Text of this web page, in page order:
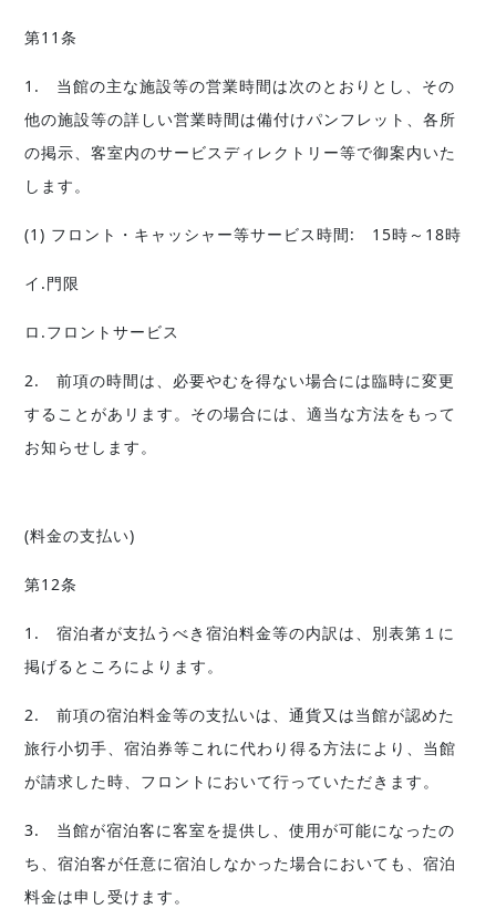
第11条
1. 当館の主な施設等の営業時間は次のとおりとし、その
他の施設等の詳しい営業時間は備付けパンフレット、各所
の掲示、客室内のサービスディレクトリー等で御案内いた
します。
(1) フロント・キャッシャー等サービス時間: 15時～18時
イ.門限
ロ.フロントサービス
2. 前項の時間は、必要やむを得ない場合には臨時に変更
することがあリます。その場合には、適当な方法をもって
お知らせします。
(料金の支払い)
第12条
1. 宿泊者が支払うべき宿泊料金等の内訳は、別表第１に
掲げるところによります。
2. 前項の宿泊料金等の支払いは、通貨又は当館が認めた
旅行小切手、宿泊券等これに代わり得る方法により、当館
が請求した時、フロントにおいて行っていただきます。
3. 当館が宿泊客に客室を提供し、使用が可能になったの
ち、宿泊客が任意に宿泊しなかった場合においても、宿泊
料金は申し受けます。